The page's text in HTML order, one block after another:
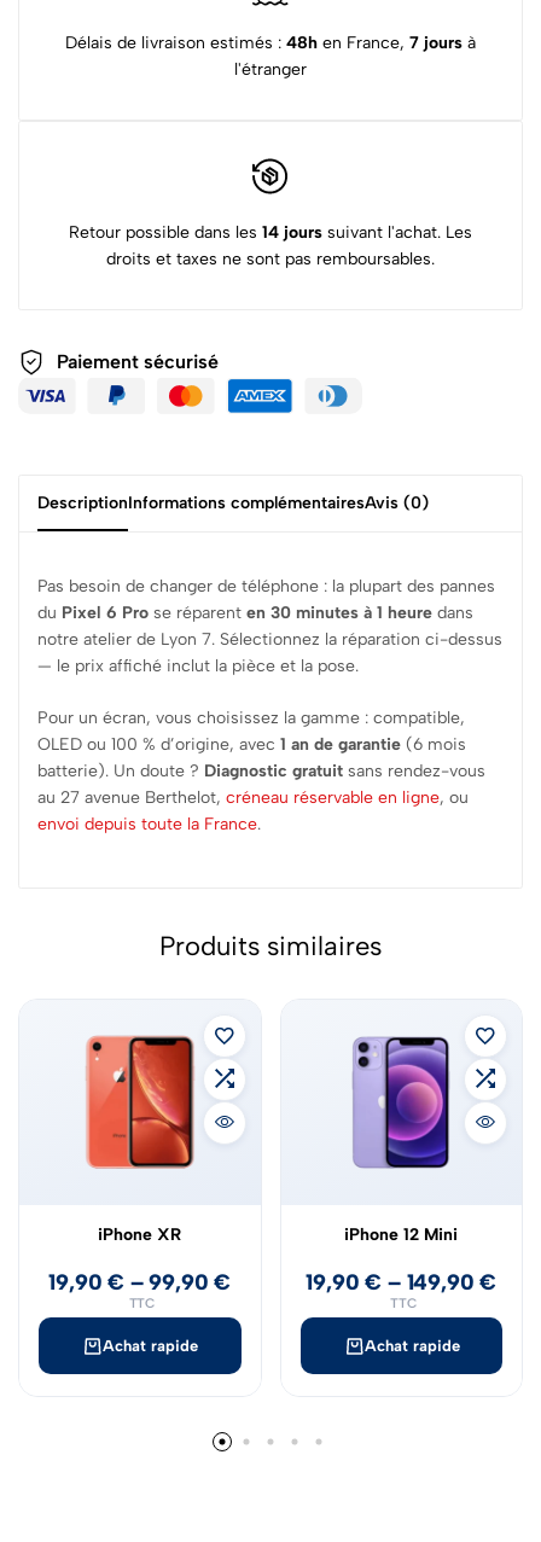
Délais de livraison estimés : 48h en France, 7 jours à
l'étranger
Retour possible dans les 14 jours suivant l'achat. Les
droits et taxes ne sont pas remboursables.
Paiement sécurisé
DescriptionInformations complémentairesAvis (0)
Pas besoin de changer de téléphone : la plupart des pannes
du Pixel 6 Pro se réparent en 30 minutes à 1 heure dans
notre atelier de Lyon 7. Sélectionnez la réparation ci-dessus
— le prix affiché inclut la pièce et la pose.
Pour un écran, vous choisissez la gamme : compatible,
OLED ou 100 % d’origine, avec 1 an de garantie (6 mois
batterie). Un doute ? Diagnostic gratuit sans rendez-vous
au 27 avenue Berthelot, créneau réservable en ligne, ou
envoi depuis toute la France.
Produits similaires
Achat rapide
iPhone XR
19,90€ –99,90€
TTC
Achat rapide
iPhone 12 Mini
19,90€ – 149,90€
TTC